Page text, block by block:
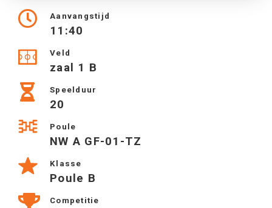
Aanvangstijd
11:40
Veld
zaal 1 B
Speelduur
20
Poule
NW A GF-01-TZ
Klasse
Poule B
Competitie